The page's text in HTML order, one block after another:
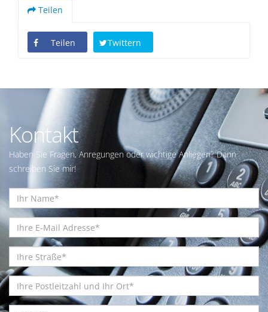
Teilen
Teilen Twittern
Kontakt
Haben Sie Fragen, Anregungen oder wichtige Anliegen? Dann
schreiben Sie mir!